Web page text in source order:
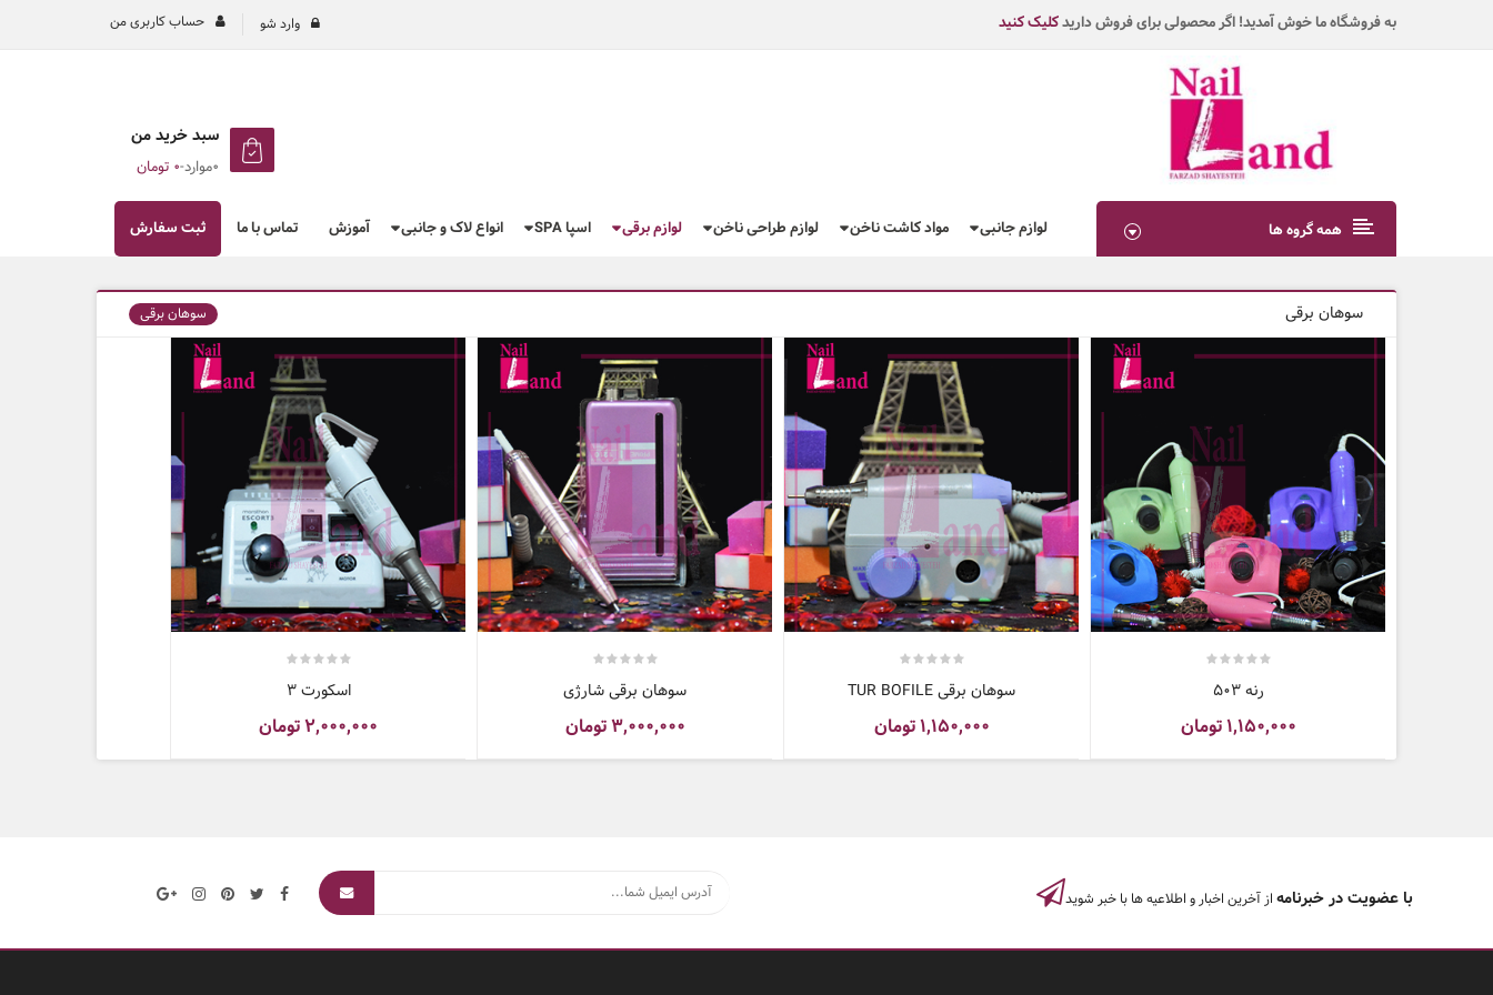
به فروشگاه ما خوش آمدید! اگر محصولی برای فروش داریدکلیک کنید حساب کاربری من وارد شو
سبد خرید من
0موارد -۰ تومان
همه گروه ها لوازم جانبی مواد کاشت ناخن لوازم طراحی ناخن لوازم برقی اسپا SPA انواع لاک و جانبی آموزش تماس با ما ثبت سفارش
سوهان برقی سوهان برقی
رنه 503
۱,۱۵۰,۰۰۰تومان
سوهان برقی TUR BOFILE
۱,۱۵۰,۰۰۰تومان
سوهان برقی شارژی
۳,۰۰۰,۰۰۰تومان
اسکورت 3
۲,۰۰۰,۰۰۰تومان
با عضویت در خبرنامه از آخرین اخبار و اطلاعیه ها با خبر شوید